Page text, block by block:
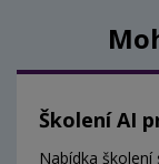
Školení AI
Nabídka